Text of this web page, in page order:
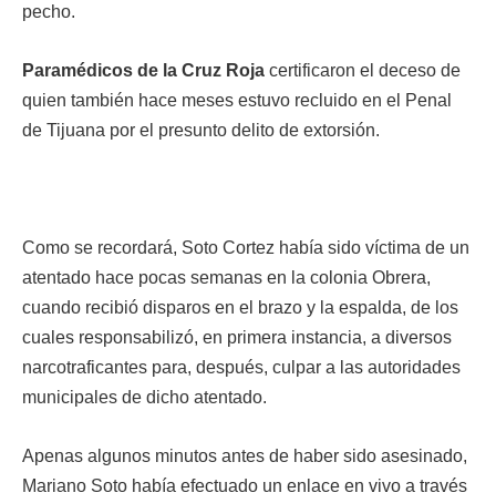
pecho.
Paramédicos de la Cruz Roja certificaron el deceso de
quien también hace meses estuvo recluido en el Penal
de Tijuana por el presunto delito de extorsión.
Como se recordará, Soto Cortez había sido víctima de un
atentado hace pocas semanas en la colonia Obrera,
cuando recibió disparos en el brazo y la espalda, de los
cuales responsabilizó, en primera instancia, a diversos
narcotraficantes para, después, culpar a las autoridades
municipales de dicho atentado.
Apenas algunos minutos antes de haber sido asesinado,
Mariano Soto había efectuado un enlace en vivo a través